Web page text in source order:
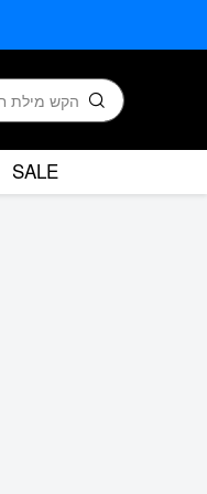
חיפוש
SALE